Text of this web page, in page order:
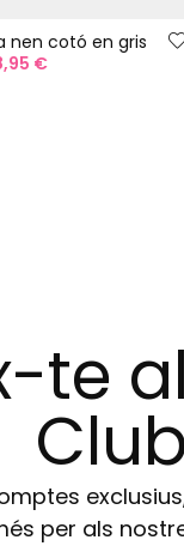
nen cotó en gris
€
te
per als